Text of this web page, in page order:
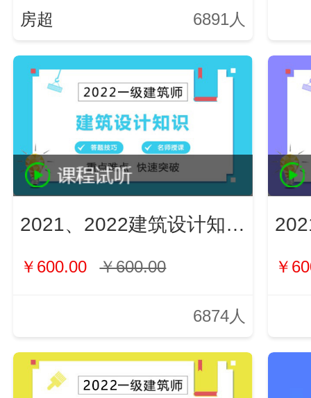
房超 6891人
2021、2022建筑设计知识（新）
￥600.00 ￥600.00
6874人
￥